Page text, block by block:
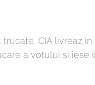
CIA livreaz
a votului si iese